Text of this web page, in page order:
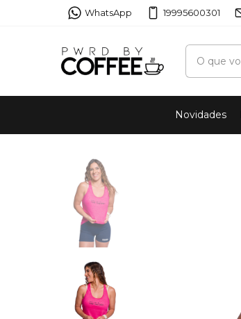
WhatsApp 19995600301
Novidades